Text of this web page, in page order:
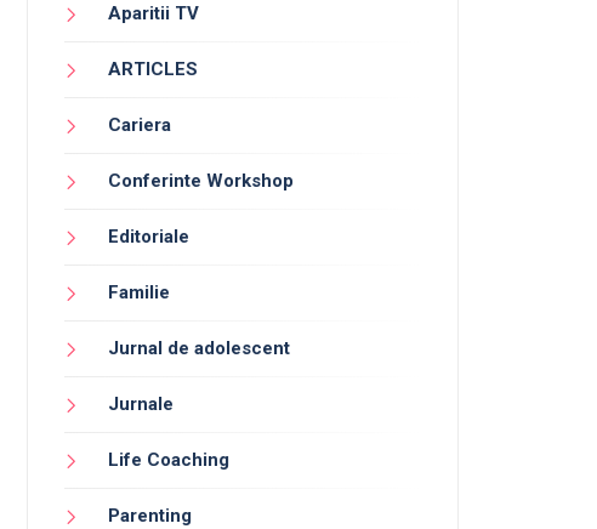
Aparitii TV
ARTICLES
Cariera
Conferinte Workshop
Editoriale
Familie
Jurnal de adolescent
Jurnale
Life Coaching
Parenting